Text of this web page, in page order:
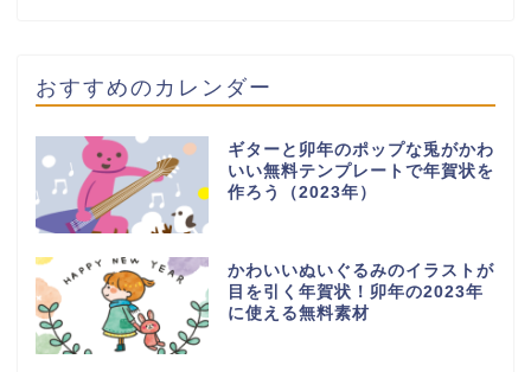
おすすめのカレンダー
ギターと卯年のポップな兎がかわ
いい無料テンプレートで年賀状を
作ろう（2023年）
かわいいぬいぐるみのイラストが
目を引く年賀状！卯年の2023年
に使える無料素材